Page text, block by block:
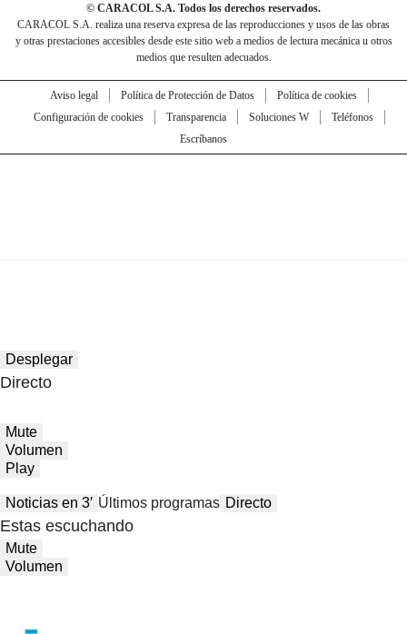
© CARACOL S.A. Todos los derechos reservados.
CARACOL S.A. realiza una reserva expresa de las reproducciones y usos de las obras
y otras prestaciones accesibles desde este sitio web a medios de lectura mecánica u otros
medios que resulten adecuados.
Aviso legal Política de Protección de Datos
Política de cookies
Configuración de cookies
Transparencia Soluciones W
Teléfonos
Escríbanos
Desplegar
Directo
Mute
Volumen
Play
Noticias en 3′ Últimos programas Directo
Estas escuchando
Mute
Volumen